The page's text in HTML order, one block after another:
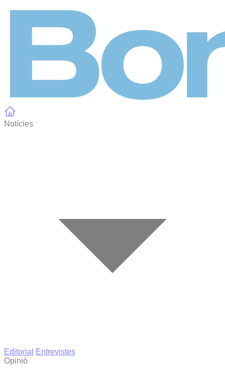
Notícies
Editorial
Entrevistes
Opinió